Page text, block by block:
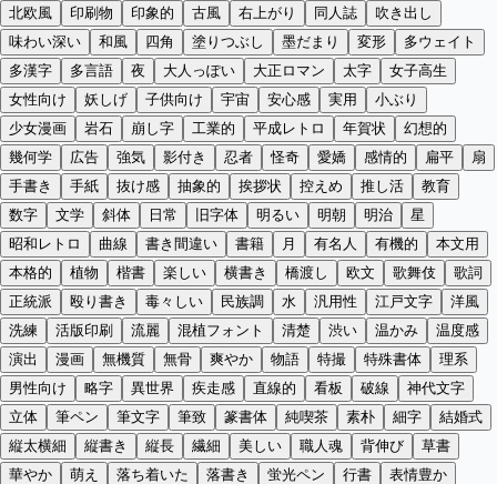
北欧風
印刷物 印象的 古風 右上がり 同人誌
吹き出し
味わい深い
和風 四角 塗りつぶし 墨だまり 変形
多ウェイト
多漢字
多言語 夜 大人っぽい 大正ロマン 太字
女子高生
女性向け
妖しげ 子供向け 宇宙 安心感 実用
小ぶり
少女漫画
岩石 崩し字 工業的 平成レトロ 年賀状
幻想的
幾何学
広告 強気 影付き 忍者 怪奇 愛嬌 感情的 扁平
扇
手書き
手紙 抜け感 抽象的 挨拶状 控えめ 推し活
教育
数字
文学 斜体 日常 旧字体 明るい 明朝 明治
星
昭和レトロ
曲線 書き間違い 書籍 月 有名人 有機的
本文用
本格的
植物 楷書 楽しい 横書き 橋渡し 欧文 歌舞伎
歌詞
正統派
殴り書き 毒々しい 民族調 水 汎用性 江戸文字
洋風
洗練
活版印刷 流麗 混植フォント 清楚 渋い 温かみ
温度感
演出
漫画 無機質 無骨 爽やか 物語 特撮 特殊書体
理系
男性向け
略字 異世界 疾走感 直線的 看板 破線
神代文字
立体
筆ペン 筆文字 筆致 篆書体 純喫茶 素朴 細字
結婚式
縦太横細
縦書き 縦長 繊細 美しい 職人魂 背伸び
草書
華やか
萌え 落ち着いた 落書き 蛍光ペン 行書
表情豊か